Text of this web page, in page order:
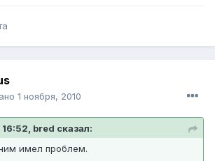
1 ноября, 2010
16:52, bred сказал:
имел проблем.